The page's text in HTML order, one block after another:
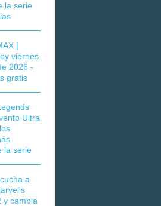
la serie
|
viernes
2026 -
gratis
Ultra
la serie
a
y cambia